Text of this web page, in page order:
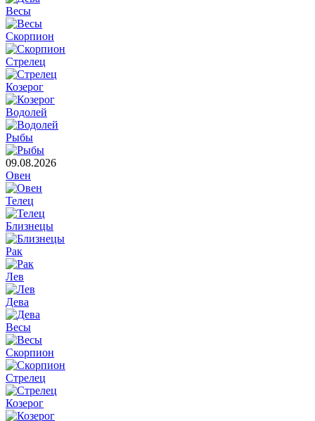
Весы
Скорпион
Стрелец
Козерог
Водолей
Рыбы
09.08.2026
Овен
Телец
Близнецы
Рак
Лев
Дева
Весы
Скорпион
Стрелец
Козерог